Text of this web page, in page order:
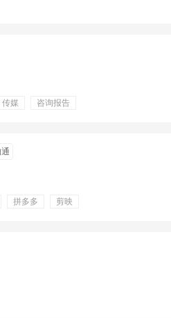
传媒
咨询报告
拼多多
剪映